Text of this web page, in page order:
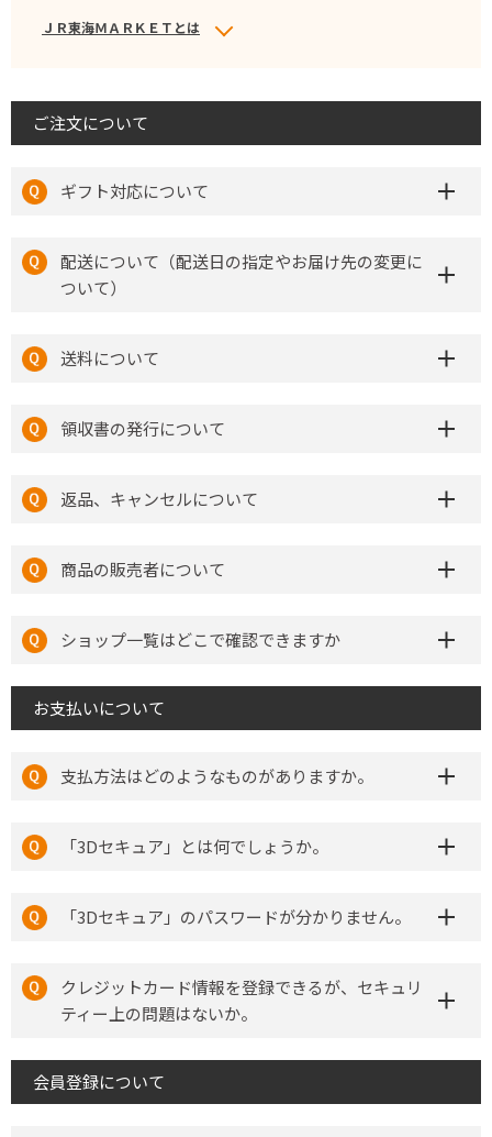
ＪＲ東海ＭＡＲＫＥＴとは
ご注文について
ギフト対応について
配送について（配送日の指定やお届け先の変更に
ついて）
送料について
領収書の発行について
返品、キャンセルについて
商品の販売者について
ショップ一覧はどこで確認できますか
お支払いについて
支払方法はどのようなものがありますか。
「3Dセキュア」とは何でしょうか。
「3Dセキュア」のパスワードが分かりません。
クレジットカード情報を登録できるが、セキュリ
ティー上の問題はないか。
会員登録について